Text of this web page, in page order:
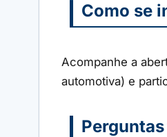
Como se
Acompanhe a
automotiva) e